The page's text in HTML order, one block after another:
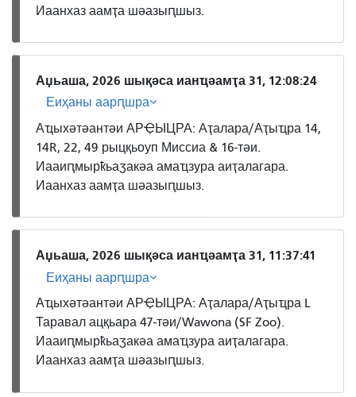
Иаанхаз аамҭа шәазыԥшыз.
Аџьаша, 2026 шықәса ианҵәамҭа 31, 12:08:24
Еиҳаны аарԥшра
Аҵыхәтәантәи АРҾЫЦРА: Аҭалара/Аҭыҵра 14,
14R, 22, 49 рыцқьоуп Миссиа & 16-тәи.
Иааиԥмырҟьаӡакәа амаҵзура аиҭалагара.
Иаанхаз аамҭа шәазыԥшыз.
Аџьаша, 2026 шықәса ианҵәамҭа 31, 11:37:41
Еиҳаны аарԥшра
Аҵыхәтәантәи АРҾЫЦРА: Аҭалара/Аҭыҵра L
Таравал ацқьара 47-тәи/Wawona (SF Zoo).
Иааиԥмырҟьаӡакәа амаҵзура аиҭалагара.
Иаанхаз аамҭа шәазыԥшыз.